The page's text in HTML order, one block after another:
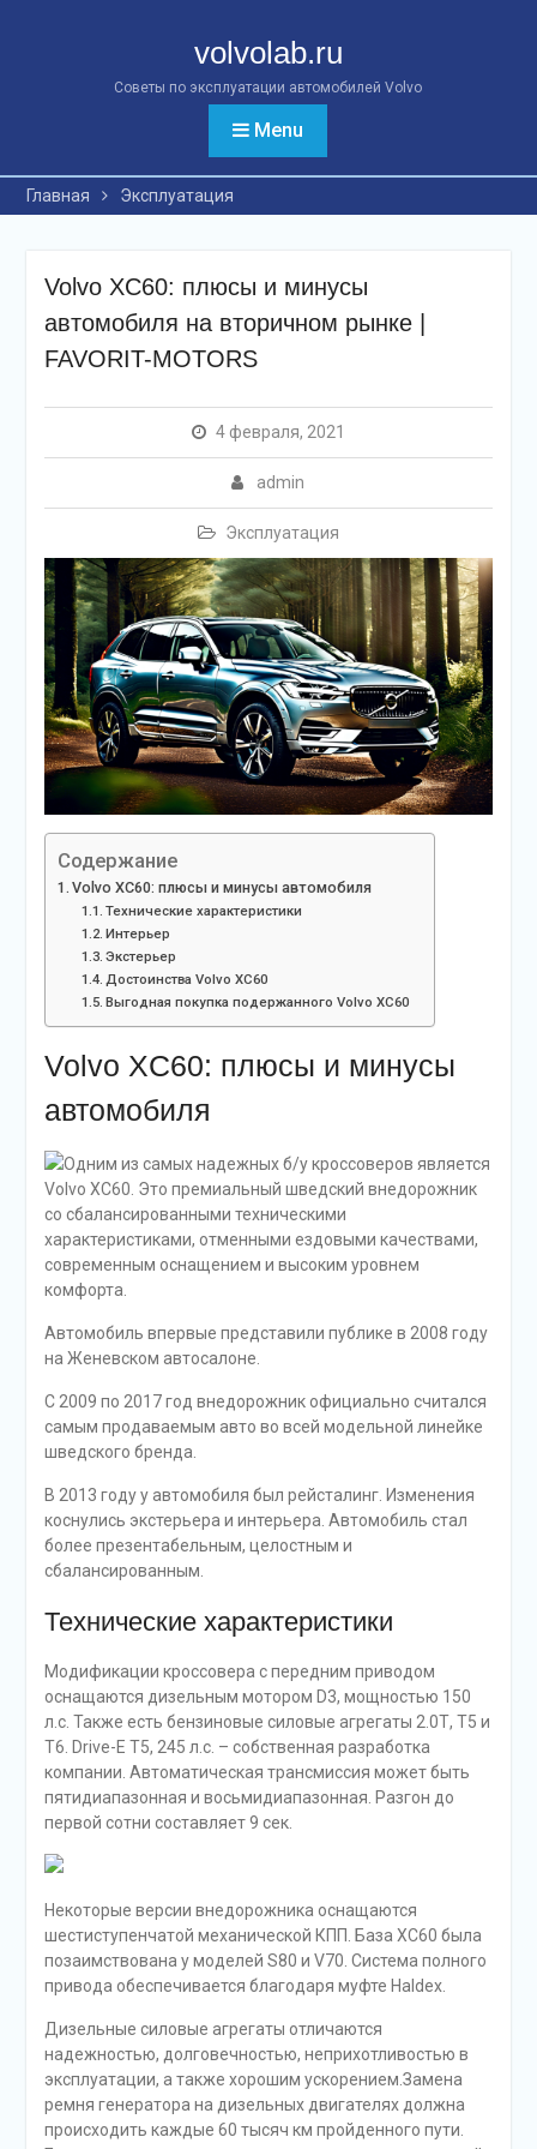
volvolab.ru
Советы по эксплуатации автомобилей Volvo
Menu
Главная Эксплуатация
Volvo XC60: плюсы и минусы
автомобиля на вторичном рынке |
FAVORIT-MOTORS
4 февраля, 2021
admin
Эксплуатация
Содержание
Volvo XC60: плюсы и минусы автомобиля
Технические характеристики
Интерьер
Экстерьер
Достоинства Volvo XC60
Выгодная покупка подержанного Volvo XC60
Volvo XC60: плюсы и минусы
автомобиля
Одним из самых надежных б/у кроссоверов является
Volvo XC60. Это премиальный шведский внедорожник
со сбалансированными техническими
характеристиками, отменными ездовыми качествами,
современным оснащением и высоким уровнем
комфорта.
Автомобиль впервые представили публике в 2008 году
на Женевском автосалоне.
С 2009 по 2017 год внедорожник официально считался
самым продаваемым авто во всей модельной линейке
шведского бренда.
В 2013 году у автомобиля был рейсталинг. Изменения
коснулись экстерьера и интерьера. Автомобиль стал
более презентабельным, целостным и
сбалансированным.
Технические характеристики
Модификации кроссовера с передним приводом
оснащаются дизельным мотором D3, мощностью 150
л.с. Также есть бензиновые силовые агрегаты 2.0Т, Т5 и
T6. Drive-E Т5, 245 л.с. – собственная разработка
компании. Автоматическая трансмиссия может быть
пятидиапазонная и восьмидиапазонная. Разгон до
первой сотни составляет 9 сек.
Некоторые версии внедорожника оснащаются
шестиступенчатой механической КПП. База XC60 была
позаимствована у моделей S80 и V70. Система полного
привода обеспечивается благодаря муфте Haldex.
Дизельные силовые агрегаты отличаются
надежностью, долговечностью, неприхотливостью в
эксплуатации, а также хорошим ускорением.Замена
ремня генератора на дизельных двигателях должна
происходить каждые 60 тысяч км пройденного пути.